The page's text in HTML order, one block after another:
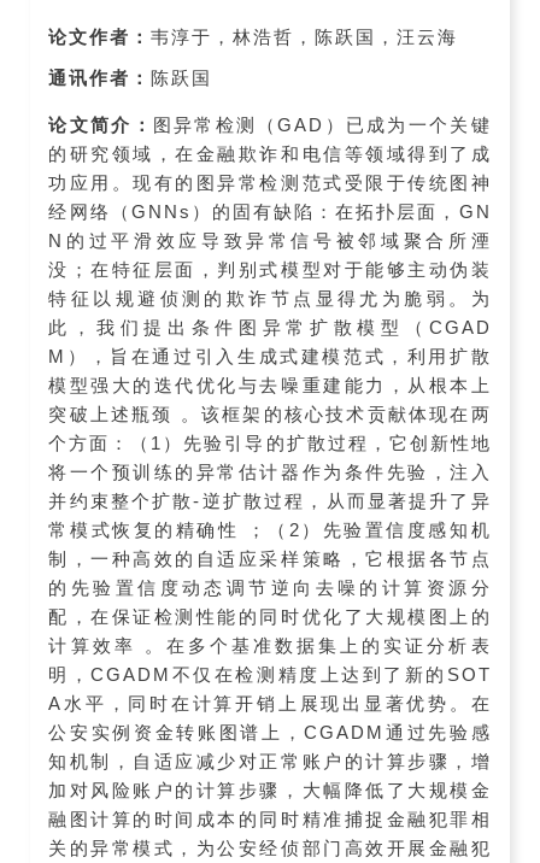
论文作者：韦淳于，林浩哲，陈跃国，汪云海
通讯作者： 陈跃国
论文简介： 图异常检测（GAD）已成为一个关键
的研究领域，在金融欺诈和电信等领域得到了成
功应用。现有的图异常检测范式受限于传统图神
经网络（GNNs）的固有缺陷：在拓扑层面，GN
N的过平滑效应导致异常信号被邻域聚合所湮
没；在特征层面，判别式模型对于能够主动伪装
特征以规避侦测的欺诈节点显得尤为脆弱。为
此，我们提出条件图异常扩散模型（CGAD
M），旨在通过引入生成式建模范式，利用扩散
模型强大的迭代优化与去噪重建能力，从根本上
突破上述瓶颈 。该框架的核心技术贡献体现在两
个方面：（1）先验引导的扩散过程，它创新性地
将一个预训练的异常估计器作为条件先验，注入
并约束整个扩散-逆扩散过程，从而显著提升了异
常模式恢复的精确性 ；（2）先验置信度感知机
制，一种高效的自适应采样策略，它根据各节点
的先验置信度动态调节逆向去噪的计算资源分
配，在保证检测性能的同时优化了大规模图上的
计算效率 。在多个基准数据集上的实证分析表
明，CGADM不仅在检测精度上达到了新的SOT
A水平，同时在计算开销上展现出显著优势。在
公安实例资金转账图谱上，CGADM通过先验感
知机制，自适应减少对正常账户的计算步骤，增
加对风险账户的计算步骤，大幅降低了大规模金
融图计算的时间成本的同时精准捕捉金融犯罪相
关的异常模式，为公安经侦部门高效开展金融犯